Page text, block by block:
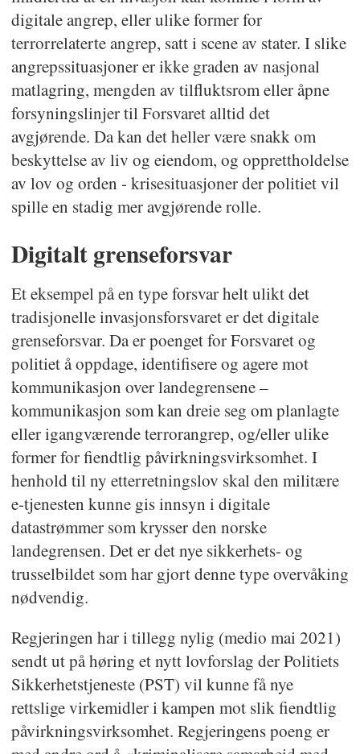
digitale angrep, eller ulike former for
terrorrelaterte angrep, satt i scene av stater. I slike
angrepssituasjoner er ikke graden av nasjonal
matlagring, mengden av tilfluktsrom eller åpne
forsyningslinjer til Forsvaret alltid det
avgjørende. Da kan det heller være snakk om
beskyttelse av liv og eiendom, og opprettholdelse
av lov og orden - krisesituasjoner der politiet vil
spille en stadig mer avgjørende rolle.
Digitalt grenseforsvar
Et eksempel på en type forsvar helt ulikt det
tradisjonelle invasjonsforsvaret er det digitale
grenseforsvar. Da er poenget for Forsvaret og
politiet å oppdage, identifisere og agere mot
kommunikasjon over landegrensene –
kommunikasjon som kan dreie seg om planlagte
eller igangværende terrorangrep, og/eller ulike
former for fiendtlig påvirkningsvirksomhet. I
henhold til ny etterretningslov skal den militære
e-tjenesten kunne gis innsyn i digitale
datastrømmer som krysser den norske
landegrensen. Det er det nye sikkerhets- og
trusselbildet som har gjort denne type overvåking
nødvendig.
Regjeringen har i tillegg nylig (medio mai 2021)
sendt ut på høring et nytt lovforslag der Politiets
Sikkerhetstjeneste (PST) vil kunne få nye
rettslige virkemidler i kampen mot slik fiendtlig
påvirkningsvirksomhet. Regjeringens poeng er